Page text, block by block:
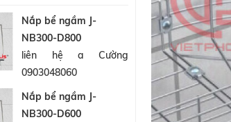
Nắp bể ngầm J-
NB300-D800
liên hệ a Cường
0903048060
Nắp bể ngầm J-
NB300-D600